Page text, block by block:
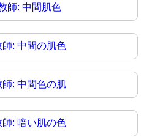
師: 中間肌色
師: 中間の肌色
師: 中間色の肌
師: 暗い肌の色